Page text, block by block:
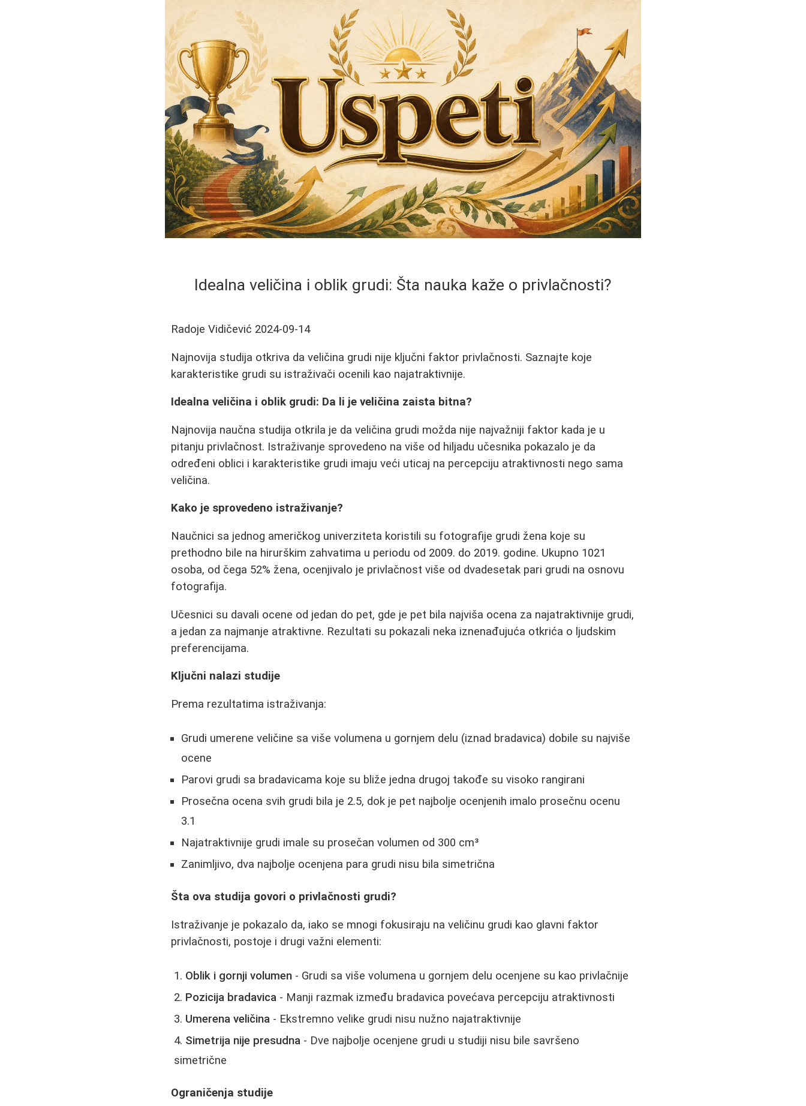
Idealna veličina i oblik grudi: Šta nauka kaže o privlačnosti?
Radoje Vidičević 2024-09-14
Najnovija studija otkriva da veličina grudi nije ključni faktor privlačnosti. Saznajte koje
karakteristike grudi su istraživači ocenili kao najatraktivnije.
Idealna veličina i oblik grudi: Da li je veličina zaista bitna?
Najnovija naučna studija otkrila je da veličina grudi možda nije najvažniji faktor kada je u
pitanju privlačnost. Istraživanje sprovedeno na više od hiljadu učesnika pokazalo je da
određeni oblici i karakteristike grudi imaju veći uticaj na percepciju atraktivnosti nego sama
veličina.
Kako je sprovedeno istraživanje?
Naučnici sa jednog američkog univerziteta koristili su fotografije grudi žena koje su
prethodno bile na hirurškim zahvatima u periodu od 2009. do 2019. godine. Ukupno 1021
osoba, od čega 52% žena, ocenjivalo je privlačnost više od dvadesetak pari grudi na osnovu
fotografija.
Učesnici su davali ocene od jedan do pet, gde je pet bila najviša ocena za najatraktivnije grudi,
a jedan za najmanje atraktivne. Rezultati su pokazali neka iznenađujuća otkrića o ljudskim
preferencijama.
Ključni nalazi studije
Prema rezultatima istraživanja:
Grudi umerene veličine sa više volumena u gornjem delu (iznad bradavica) dobile su najviše
ocene
Parovi grudi sa bradavicama koje su bliže jedna drugoj takođe su visoko rangirani
Prosečna ocena svih grudi bila je 2.5, dok je pet najbolje ocenjenih imalo prosečnu ocenu
3.1
Najatraktivnije grudi imale su prosečan volumen od 300 cm³
Zanimljivo, dva najbolje ocenjena para grudi nisu bila simetrična
Šta ova studija govori o privlačnosti grudi?
Istraživanje je pokazalo da, iako se mnogi fokusiraju na veličinu grudi kao glavni faktor
privlačnosti, postoje i drugi važni elementi:
Oblik i gornji volumen - Grudi sa više volumena u gornjem delu ocenjene su kao privlačnije
Pozicija bradavica - Manji razmak između bradavica povećava percepciju atraktivnosti
Umerena veličina - Ekstremno velike grudi nisu nužno najatraktivnije
Simetrija nije presudna - Dve najbolje ocenjene grudi u studiji nisu bile savršeno
simetrične
Ograničenja studije